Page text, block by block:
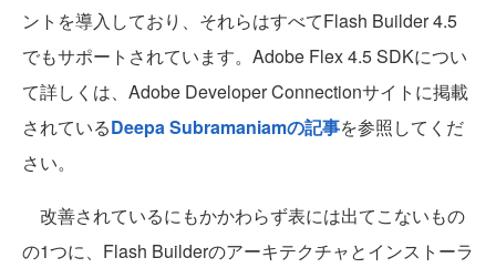
ントを導入しており、それらはすべてFlash Builder 4.5
でもサポートされています。Adobe Flex 4.5 SDKについ
て詳しくは、Adobe Developer Connectionサイトに掲載
されているDeepa Subramaniamの記事を参照してくだ
さい。
改善されているにもかかわらず表には出てこないもの
の1つに、Flash Builderのアーキテクチャとインストーラ